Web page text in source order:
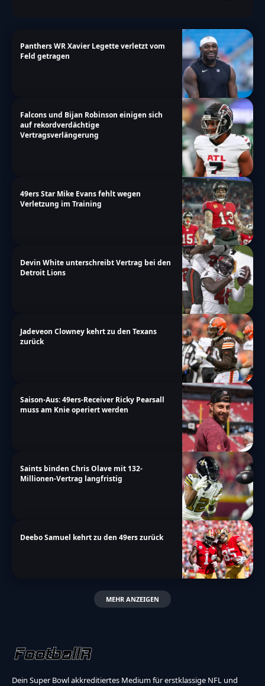
Panthers WR Xavier Legette verletzt vom
Feld getragen
Falcons und Bijan Robinson einigen sich
auf rekordverdächtige
Vertragsverlängerung
49ers Star Mike Evans fehlt wegen
Verletzung im Training
Devin White unterschreibt Vertrag bei den
Detroit Lions
Jadeveon Clowney kehrt zu den Texans
zurück
Saison-Aus: 49ers-Receiver Ricky Pearsall
muss am Knie operiert werden
Saints binden Chris Olave mit 132-
Millionen-Vertrag langfristig
Deebo Samuel kehrt zu den 49ers zurück
MEHR ANZEIGEN
Dein Super Bowl akkreditiertes Medium für erstklassige NFL und